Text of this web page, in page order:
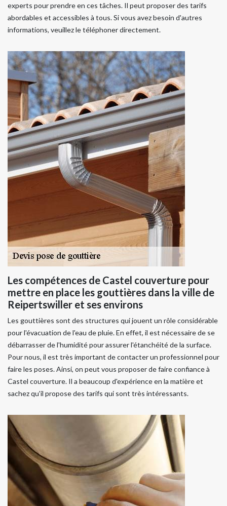
experts pour prendre en ces tâches. Il peut proposer des tarifs
abordables et accessibles à tous. Si vous avez besoin d'autres
informations, veuillez le téléphoner directement.
Les compétences de Castel couverture pour
mettre en place les gouttières dans la ville de
Reipertswiller et ses environs
Les gouttières sont des structures qui jouent un rôle considérable
pour l'évacuation de l'eau de pluie. En effet, il est nécessaire de se
débarrasser de l'humidité pour assurer l'étanchéité de la surface.
Pour nous, il est très important de contacter un professionnel pour
faire les poses. Ainsi, on peut vous proposer de faire confiance à
Castel couverture. Il a beaucoup d'expérience en la matière et
sachez qu'il propose des tarifs qui sont très intéressants.